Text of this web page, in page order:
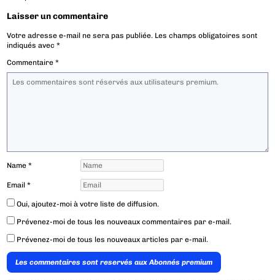
Laisser un commentaire
Votre adresse e-mail ne sera pas publiée. Les champs obligatoires sont
indiqués avec*
Commentaire*
Name*
Email*
Oui, ajoutez-moi à votre liste de diffusion.
Prévenez-moi de tous les nouveaux commentaires par e-mail.
Prévenez-moi de tous les nouveaux articles par e-mail.
Les commentaires sont reservés aux Abonnés premium